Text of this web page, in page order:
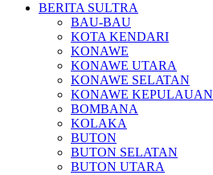
BERITA SULTRA
BAU-BAU
KOTA KENDARI
KONAWE
KONAWE UTARA
KONAWE SELATAN
KONAWE KEPULAUAN
BOMBANA
KOLAKA
BUTON
BUTON SELATAN
BUTON UTARA